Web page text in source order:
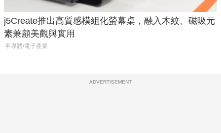
j5Create推出高質感模組化螢幕桌，融入木紋、磁吸元
素兼顧美觀與實用
半導體/電子產業
ADVERTISEMENT